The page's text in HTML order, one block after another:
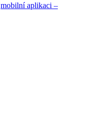
mobilní aplikaci –